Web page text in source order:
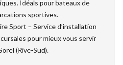
Idéals pour bateaux de
sportives.
Sport – Service d’installation
pour mieux vous servir
(Rive-Sud).